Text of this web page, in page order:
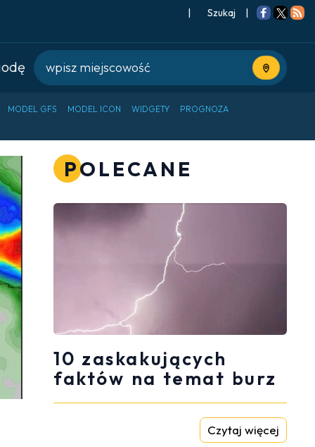
| |
Użyj
MODEL GFS MODEL ICON WIDGETY PROGNOZA
POLECANE
10 zaskakujących
faktów na temat burz
Czytaj więcej